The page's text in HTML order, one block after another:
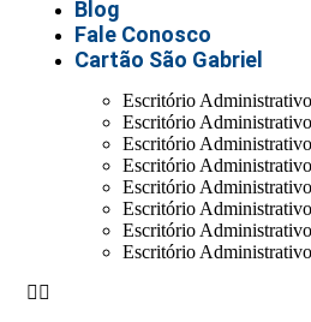
Blog
Fale Conosco
Cartão São Gabriel
Escritório
Escritório
Escritório
Escritório
Escritório
Escritório
Escritório
Escritório